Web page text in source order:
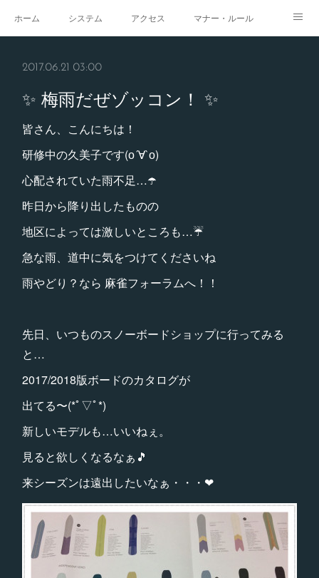
ホーム システム アクセス マナー・ルール
2017.06.21 03:00
✨ 梅雨だぜゾッコン！ ✨
皆さん、こんにちは！
研修中の久美子です(о´∀`о)
心配されていた雨不足…☂️
昨日から降り出したものの
地区によっては激しいところも…☔️
急な雨、道中に気をつけてくださいね
雨やどり？なら 麻雀フォーラムへ！！
先日、いつものスノーボードショップに行ってみる
と…
2017/2018版ボードのカタログが
出てる〜(*ﾟ▽ﾟ*)
新しいモデルも…いいねぇ。
見ると欲しくなるなぁ🎵
来シーズンは遠出したいなぁ・・・❤︎